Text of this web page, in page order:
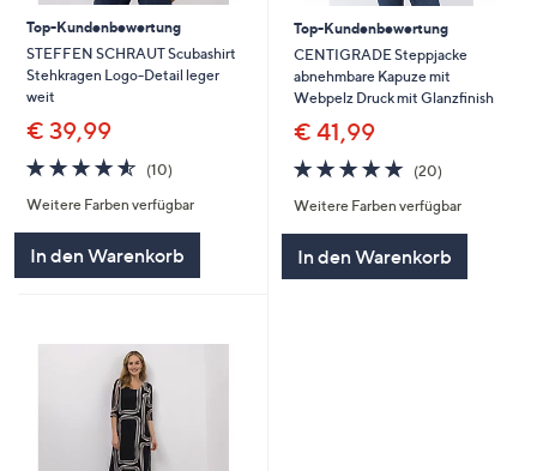
Top-Kundenbewertung
STEFFEN SCHRAUT Scubashirt
Stehkragen Logo-Detail leger
weit
€ 39,99
4.5
von
5
(10)
Weitere Farben verfügbar
In den Warenkorb
Top-Kundenbewertung
CENTIGRADE Steppjacke
abnehmbare Kapuze mit
Webpelz Druck mit Glanzfinish
€ 41,99
4.8
von
5
(20)
Weitere Farben verfügbar
In den Warenkorb